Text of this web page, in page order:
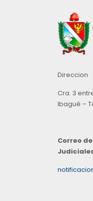
Direccion
Cra. 3
Ibagué –
Correo